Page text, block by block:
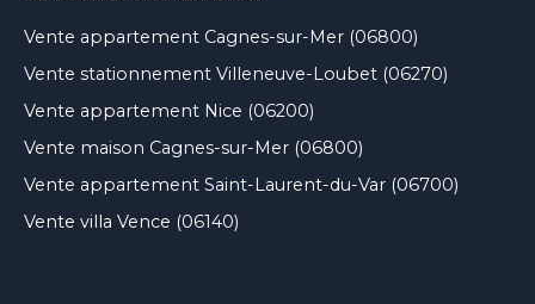
Vente appartement Cagnes-sur-Mer (06800)
Vente stationnement Villeneuve-Loubet (06270)
Vente appartement Nice (06200)
Vente maison Cagnes-sur-Mer (06800)
Vente appartement Saint-Laurent-du-Var (06700)
Vente villa Vence (06140)